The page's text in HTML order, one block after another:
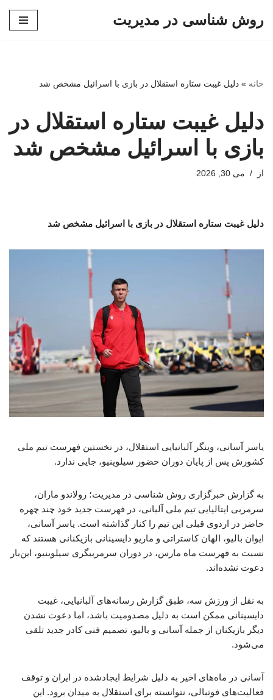
روش شناسی در مدیریت
خانه » دلیل غیبت ستاره استقلال در بازی با اسرائیل مشخص شد
دلیل غیبت ستاره استقلال در
بازی با اسرائیل مشخص شد
از می 30, 2026
دلیل غیبت ستاره استقلال در بازی با اسرائیل مشخص شد
یاسر آسانی، وینگر آلبانیایی استقلال، در نخستین فهرست تیم ملی
کشورش پس از پایان دوران حضور سیلوینیو، جایی ندارد.
به گزارش خبرگزاری روش شناسی در مدیریت؛ رولاندو ماران،
سرمربی ایتالیایی تیم ملی آلبانی، در فهرست جدید خود چند چهره
حاضر در اردوی قبلی این تیم را کنار گذاشته است. یاسر آسانی،
ایوان بالیو، الهان کاستراتی و ماریو دایسینانی بازیکنانی هستند که
نسبت به فهرست ماه مارس، در دوران سرمربیگری سیلوینیو، این‌بار
دعوت نشده‌اند.
به نقل از ورزش سه، طبق گزارش رسانه‌های آلبانیایی، غیبت
دایسینانی ممکن است به دلیل مصدومیت باشد، اما دعوت نشدن
دیگر بازیکنان از جمله آسانی و بالیو، تصمیم فنی کادر جدید تلقی
می‌شود.
آسانی در ماه‌های اخیر به دلیل شرایط ایجادشده در ایران و توقف
فعالیت‌های فوتبالی، نتوانسته برای استقلال به میدان برود. این